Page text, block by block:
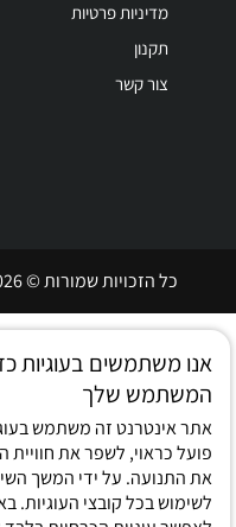
מדיניות פרטיות
תקנון
צור קשר
כל הזכויות שמורות © 2026
אנו משתמשים בעוגיות
המשתמש שלך
אתר אינטרנט זה משתמש
פועל כראוי, לשפר את
את התנועה. על ידי המשך
לשימוש בכל קובצי העוגיות.